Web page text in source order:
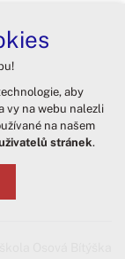
Osová Bítýška
aby
vy na webu nalezli
na našem
stránek.